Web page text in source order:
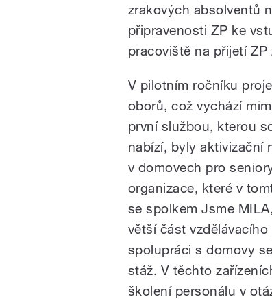
zrakových absolventů
připravenosti ZP ke
pracoviště na přijetí ZP
V pilotním ročníku
oborů, což vychází
první službou, kterou
nabízí, byly aktivizační
v domovech pro
organizace, které v
se spolkem Jsme
větší část
spolupráci s domovy
stáž. V těchto
školení personálu v